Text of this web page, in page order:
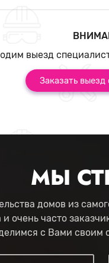
выезд
Заказать
МЫ
домов из
очень часто
с Вами